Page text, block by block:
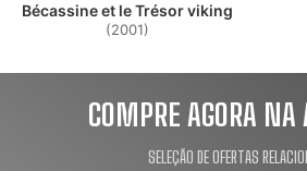
Bécassine et le Trésor viking
(2001)
COMPRE AGORA
SELEÇÃO DE OFERTAS